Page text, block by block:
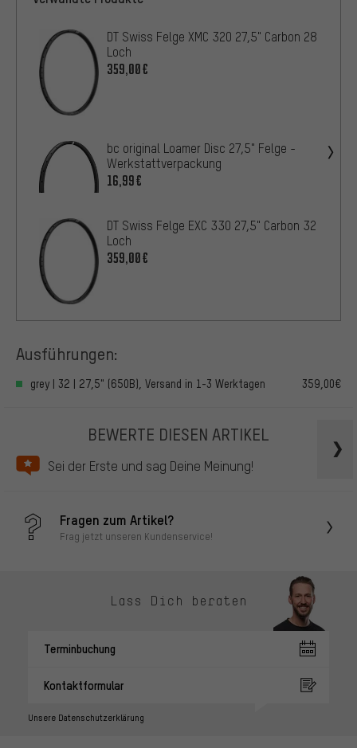
DT Swiss Felge XMC 320 27,5" Carbon 28
Loch
359,00€
bc original Loamer Disc 27,5" Felge -
Werkstattverpackung
16,99€
DT Swiss Felge EXC 330 27,5" Carbon 32
Loch
359,00€
Ausführungen:
grey | 32 | 27,5" (650B), Versand in 1-3 Werktagen 359,00€
BEWERTE DIESEN ARTIKEL
Sei der Erste und sag Deine Meinung!
Fragen zum Artikel?
Frag jetzt unseren Kundenservice!
Lass Dich beraten
Terminbuchung
Kontaktformular
Unsere Datenschutzerklärung